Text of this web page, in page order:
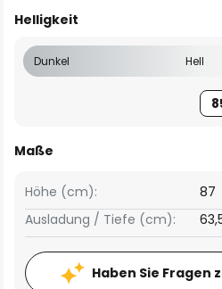
Helligkeit
Dunkel Hell
Maße
Höhe (cm):
87
Ausladung / Tiefe (cm):
Haben Sie Fragen